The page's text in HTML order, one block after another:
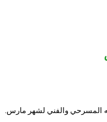
المسرحي والفني لشهر مارس.